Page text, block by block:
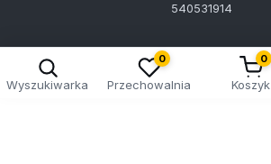
540531914
Wyszukiwarka
0
Przechowalnia
0
Koszyk